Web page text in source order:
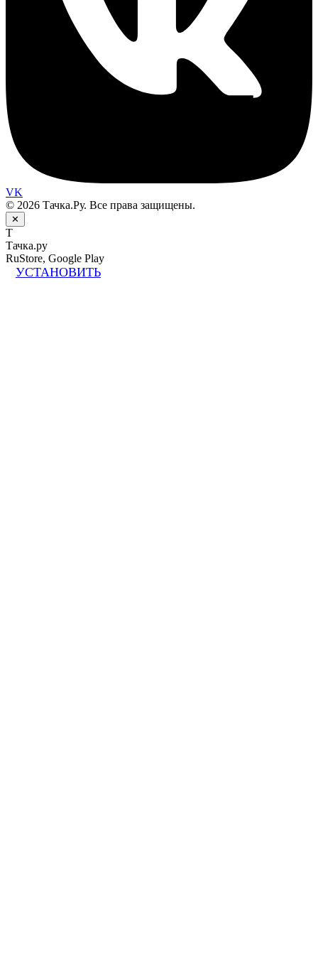
VK
© 2026 Тачка.Ру. Все права защищены.
✕
Т
Тачка.ру
RuStore, Google Play
УСТАНОВИТЬ